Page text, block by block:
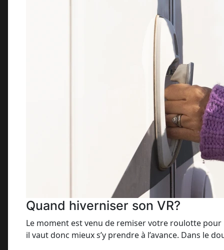
Quand hiverniser son VR?
Le moment est venu de remiser votre roulotte pour
il vaut donc mieux s’y prendre à l’avance. Dans le